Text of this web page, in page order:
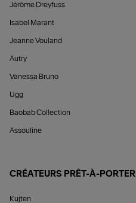
Jérôme Dreyfuss
Isabel Marant
Jeanne Vouland
Autry
Vanessa Bruno
Ugg
Baobab Collection
Assouline
CRÉATEURS PRÊT-À-PORTER
Kujten